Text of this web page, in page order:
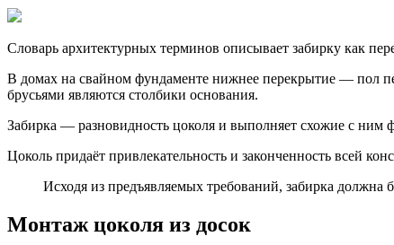
Словарь архитектурных терминов описывает забирку как
В домах на свайном фундаменте нижнее перекрытие — пол
брусьями являются столбики основания.
Забирка — разновидность цоколя и выполняет схожие с ним
Цоколь придаёт привлекательность и законченность всей
Исходя из предъявляемых требований, забирка
Монтаж цоколя из досок